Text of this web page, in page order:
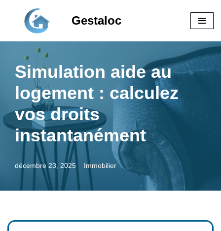
Gestaloc
Simulation aide au
logement : calculez
vos droits
instantanément
décembre 23, 2025 Immobilier